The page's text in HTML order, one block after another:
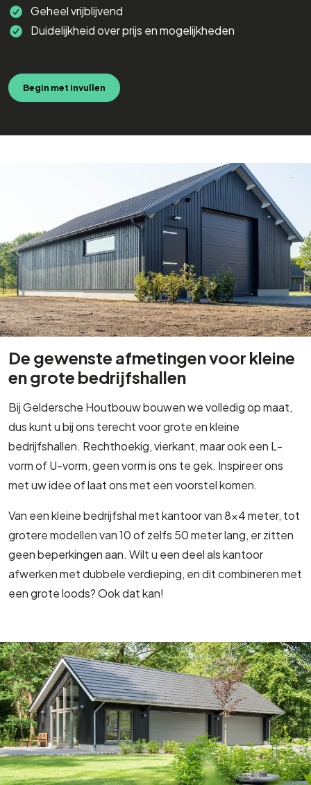
Geheel vrijblijvend
Duidelijkheid over prijs en mogelijkheden
Begin met invullen
De gewenste afmetingen voor kleine
en grote bedrijfshallen
Bij Geldersche Houtbouw bouwen we volledig op maat,
dus kunt u bij ons terecht voor grote en kleine
bedrijfshallen. Rechthoekig, vierkant, maar ook een L-
vorm of U-vorm, geen vorm is ons te gek. Inspireer ons
met uw idee of laat ons met een voorstel komen.
Van een kleine bedrijfshal met kantoor van 8×4 meter, tot
grotere modellen van 10 of zelfs 50 meter lang, er zitten
geen beperkingen aan. Wilt u een deel als kantoor
afwerken met dubbele verdieping, en dit combineren met
een grote loods? Ook dat kan!